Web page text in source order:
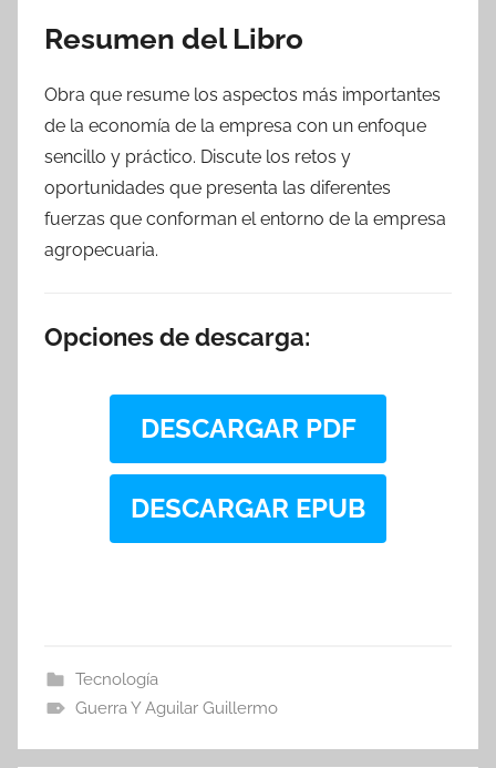
Resumen del Libro
Obra que resume los aspectos más importantes
de la economía de la empresa con un enfoque
sencillo y práctico. Discute los retos y
oportunidades que presenta las diferentes
fuerzas que conforman el entorno de la empresa
agropecuaria.
Opciones de descarga:
DESCARGAR PDF
DESCARGAR EPUB
Tecnología
Guerra Y Aguilar Guillermo